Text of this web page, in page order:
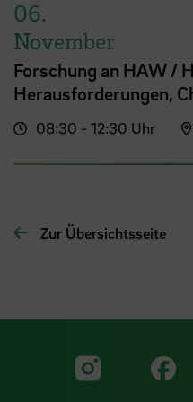
06.
November
Forschung an HAW /
Herausforderungen,
08:30 - 12:30 Uhr
Zur Übersichtsseite